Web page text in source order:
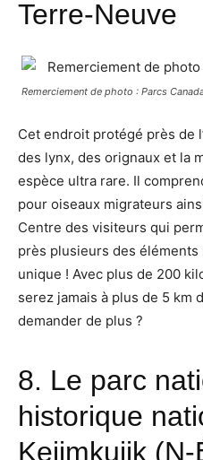
Terre-Neuve
Remerciement de photo : Parcs
Cet endroit protégé près de
des lynx, des orignaux et la
espèce ultra rare. Il
pour oiseaux migrateurs
Centre des visiteurs qui
près plusieurs des
unique ! Avec plus de 200
serez jamais à plus de 5 km
demander de plus ?
8. Le parc
historique
Kejimkujik (N-